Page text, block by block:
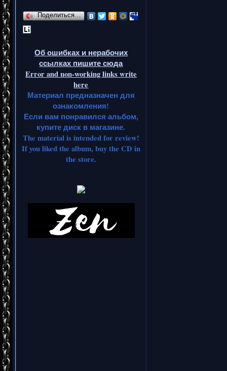
Поделиться…
Об ошибках и нерабочих
ссылках пишите сюда
Error and non-working links write
here
Материал предназначен для
ознакомления!
Если вам понравился альбом,
купите диск в магазине.
The material is intended for review!
If you liked the album, buy the CD in
the store.